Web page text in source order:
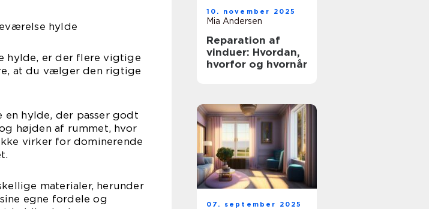
hylde
hylde, er der flere vigtige
at du vælger den rigtige
hylde, der passer godt
højden af rummet, hvor
virker for dominerende
materialer, herunder
egne fordele og
10. november 2025
Mia Andersen
Reparation af
vinduer: Hvordan,
hvorfor og hvornår
07. september 2025